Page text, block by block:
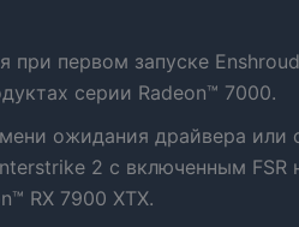
первом запуске
серии Radeon™ 7000.
ожидания драйвера или
2 с включенным FSR
RX 7900 XTX.